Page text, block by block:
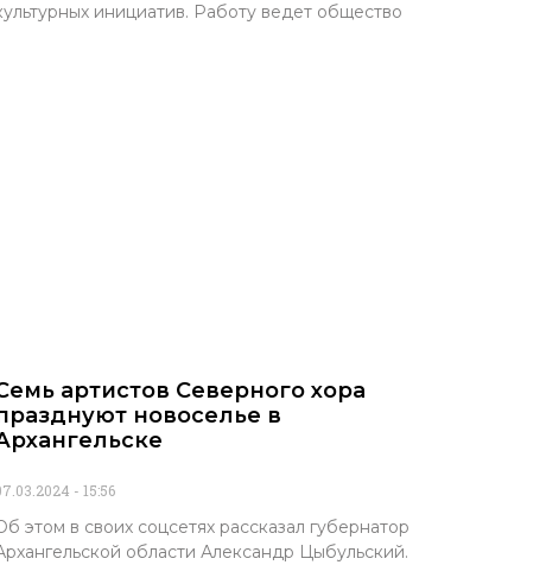
инициатив. Работу ведет общество
артистов Северного хора
новоселье в
15:56
этом в своих соцсетях рассказал губернатор
области Александр Цыбульский.